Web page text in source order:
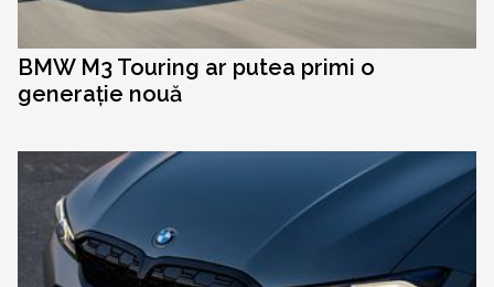
BMW M3 Touring ar putea primi o
generație nouă